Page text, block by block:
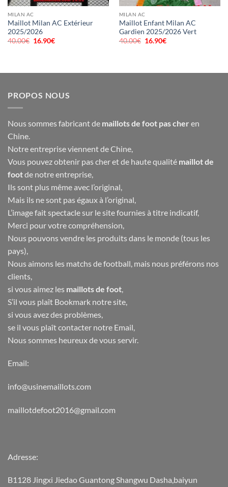
MILAN AC
Maillot Milan AC Extérieur
2025/2026
40.00€ Le
16.90€Le
MILAN AC
Maillot Enfant Milan AC
Gardien 2025/2026 Vert
40.00€ Le
16.90€Le
PROPOS NOUS
Nous sommes fabricant de maillots de foot pas cher en
Chine.
Notre entreprise viennent de Chine,
Vous pouvez obtenir pas cher et de haute qualité maillot de
footde notre entreprise,
Ils sont plus même avec l’original,
Mais ils ne sont pas égaux à l’original,
L’image fait spectacle sur le site fournies à titre indicatif,
Merci pour votre compréhension,
Nous pouvons vendre les produits dans le monde (tous les
pays),
Nous aimons les matchs de football, mais nous préférons nos
clients,
si vous aimez les maillots de foot
S’il vous plaît Bookmark notre site,
si vous avez des problèmes,
se il vous plaît contacter notre Email,
Nous sommes heureux de vous servir.
Email:
info@usinemaillots.com
maillotdefoot2016@gmail.com
Adresse:
B1128 Jingxi Jiedao Guantong Shangwu Dasha,baiyun